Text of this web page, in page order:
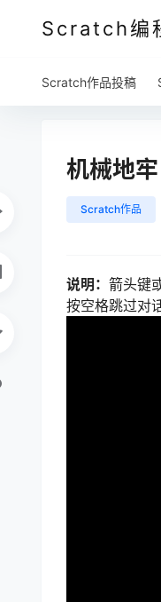
Scratch编
Scratch作品投稿
机械地牢
Scratch作品
说明： 箭头键
按空格跳过对话